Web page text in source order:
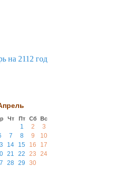
Чт Пт Сб Вс
1 2
3
7 8 9
10
14 15 16
17
21 22 23
24
28 29 30